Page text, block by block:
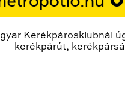
Kerékpárosklubnál
kerékpárút,